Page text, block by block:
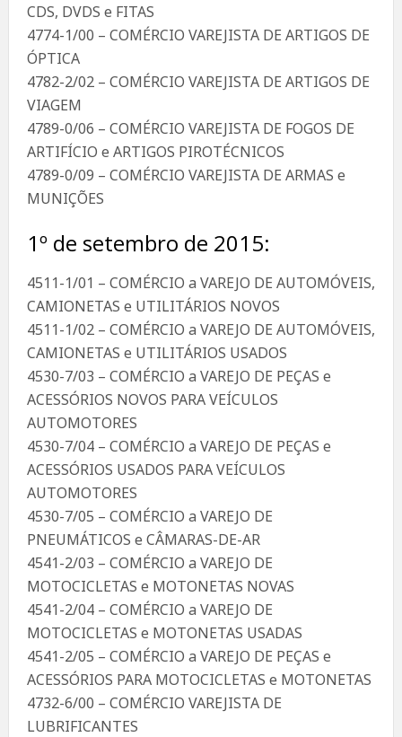
CDS, DVDS e FITAS
4774-1/00 – COMÉRCIO VAREJISTA DE ARTIGOS DE
ÓPTICA
4782-2/02 – COMÉRCIO VAREJISTA DE ARTIGOS DE
VIAGEM
4789-0/06 – COMÉRCIO VAREJISTA DE FOGOS DE
ARTIFÍCIO e ARTIGOS PIROTÉCNICOS
4789-0/09 – COMÉRCIO VAREJISTA DE ARMAS e
MUNIÇÕES
1º de setembro de 2015:
4511-1/01 – COMÉRCIO a VAREJO DE AUTOMÓVEIS,
CAMIONETAS e UTILITÁRIOS NOVOS
4511-1/02 – COMÉRCIO a VAREJO DE AUTOMÓVEIS,
CAMIONETAS e UTILITÁRIOS USADOS
4530-7/03 – COMÉRCIO a VAREJO DE PEÇAS e
ACESSÓRIOS NOVOS PARA VEÍCULOS
AUTOMOTORES
4530-7/04 – COMÉRCIO a VAREJO DE PEÇAS e
ACESSÓRIOS USADOS PARA VEÍCULOS
AUTOMOTORES
4530-7/05 – COMÉRCIO a VAREJO DE
PNEUMÁTICOS e CÂMARAS-DE-AR
4541-2/03 – COMÉRCIO a VAREJO DE
MOTOCICLETAS e MOTONETAS NOVAS
4541-2/04 – COMÉRCIO a VAREJO DE
MOTOCICLETAS e MOTONETAS USADAS
4541-2/05 – COMÉRCIO a VAREJO DE PEÇAS e
ACESSÓRIOS PARA MOTOCICLETAS e MOTONETAS
4732-6/00 – COMÉRCIO VAREJISTA DE
LUBRIFICANTES